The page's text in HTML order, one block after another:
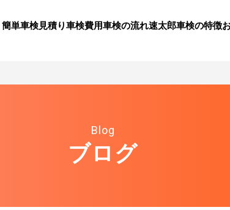
簡単車検見積り⾞検費⽤⾞検の流れ速太郎⾞検の特徴
Blog
ブログ